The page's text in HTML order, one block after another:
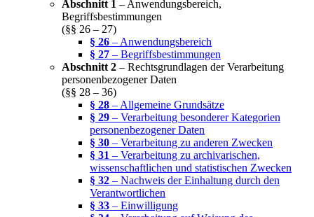
Abschnitt 1 – Anwendungsbereich,
Begriffsbestimmungen
(§§ 26 – 27)
§ 26 – Anwendungsbereich
§ 27 – Begriffsbestimmungen
Abschnitt 2 – Rechtsgrundlagen der Verarbeitung
personenbezogener Daten
(§§ 28 – 36)
§ 28 – Allgemeine Grundsätze
§ 29 – Verarbeitung besonderer Kategorien
personenbezogener Daten
§ 30 – Verarbeitung zu anderen Zwecken
§ 31 – Verarbeitung zu archivarischen,
wissenschaftlichen und statistischen Zwecken
§ 32 – Nachweis der Einhaltung durch den
Verantwortlichen
§ 33 – Einwilligung